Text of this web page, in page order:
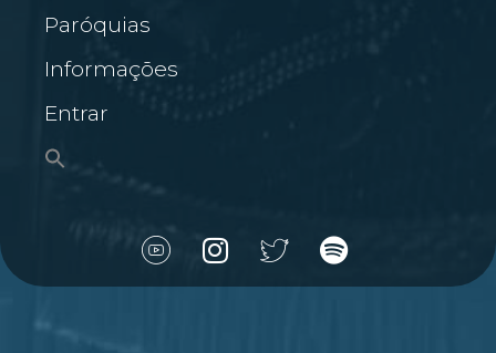
Paróquias
Informações
Entrar